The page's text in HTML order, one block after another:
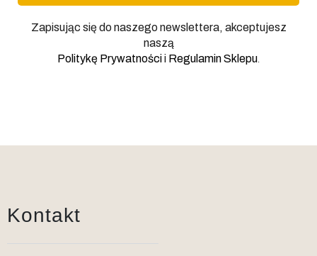
Zapisując się do naszego newslettera, akceptujesz
naszą
Politykę Prywatnościi Regulamin Sklepu.
Kontakt